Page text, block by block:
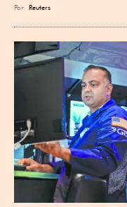
Por Reuters